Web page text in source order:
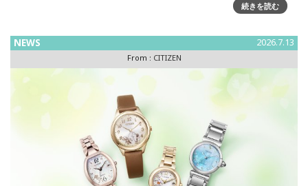
会社は、上品で凛としたデザインに、使いやすい機能を兼ね
続きを読む
NEWS 2026.7.13
From : CITIZEN